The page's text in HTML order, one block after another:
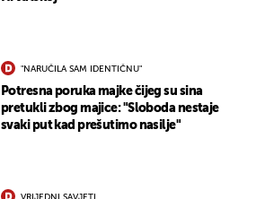
"NARUČILA SAM IDENTIČNU"
Potresna poruka majke čijeg su sina
pretukli zbog majice: "Sloboda nestaje
svaki put kad prešutimo nasilje"